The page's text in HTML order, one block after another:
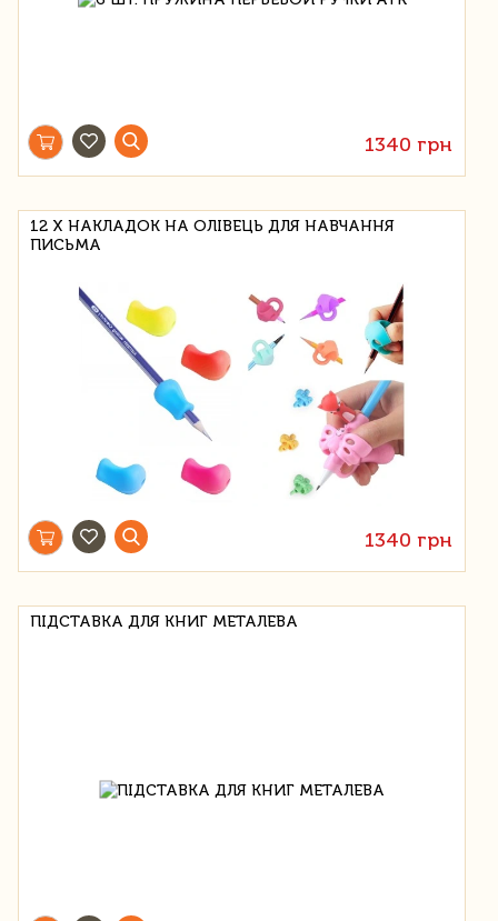
1340 грн
12 Х НАКЛАДОК НА ОЛІВЕЦЬ ДЛЯ НАВЧАННЯ
ПИСЬМА
1340 грн
ПІДСТАВКА ДЛЯ КНИГ МЕТАЛЕВА